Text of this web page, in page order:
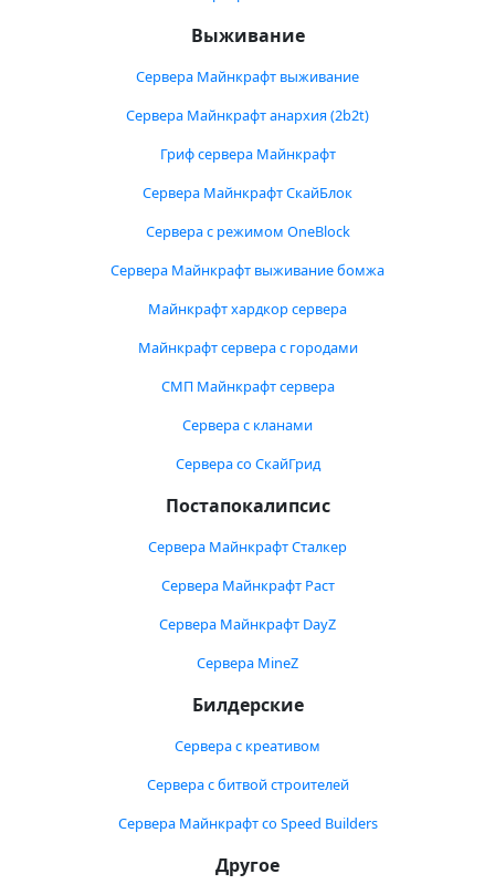
Выживание
Сервера Майнкрафт выживание
Сервера Майнкрафт анархия (2b2t)
Гриф сервера Майнкрафт
Сервера Майнкрафт СкайБлок
Сервера с режимом OneBlock
Сервера Майнкрафт выживание бомжа
Майнкрафт хардкор сервера
Майнкрафт сервера с городами
СМП Майнкрафт сервера
Сервера с кланами
Сервера со СкайГрид
Постапокалипсис
Сервера Майнкрафт Сталкер
Сервера Майнкрафт Раст
Сервера Майнкрафт DayZ
Сервера MineZ
Билдерские
Сервера с креативом
Сервера с битвой строителей
Сервера Майнкрафт со Speed Builders
Другое